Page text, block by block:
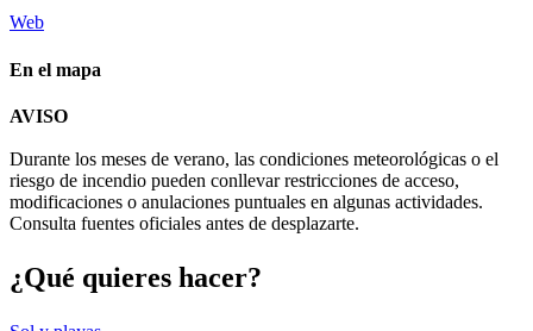
Web
En el mapa
−
AVISO
Durante los meses de verano, las condiciones meteorológicas o el
riesgo de incendio pueden conllevar restricciones de acceso,
modificaciones o anulaciones puntuales en algunas actividades.
Consulta fuentes oficiales antes de desplazarte.
¿Qué quieres hacer?